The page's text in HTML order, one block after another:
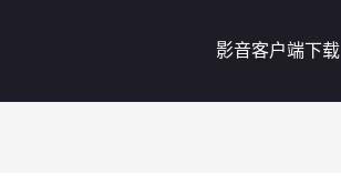
影音客户端下载